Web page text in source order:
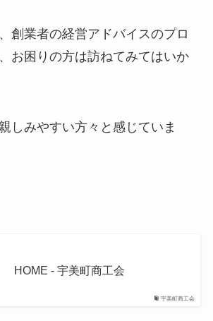
創業者の経営アドバイスのプロ
お困りの方は訪ねてみてはいか
しみやすい方々と感じていま
宇美町商工会
HOME - 宇美町商工会